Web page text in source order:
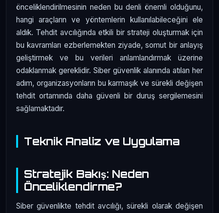
önceliklendirilmesinin neden bu denli önemli olduğunu,
hangi araçların ve yöntemlerin kullanılabileceğini ele
aldık. Tehdit avcılığında etkili bir strateji oluşturmak için
bu kavramları ezberlemekten ziyade, somut bir anlayış
geliştirmek ve bu verileri anlamlandırmak üzerine
odaklanmak gereklidir. Siber güvenlik alanında atılan her
adım, organizasyonların bu karmaşık ve sürekli değişen
tehdit ortamında daha güvenli bir duruş sergilemesini
sağlamaktadır.
Teknik Analiz ve Uygulama
Stratejik Bakış: Neden
Önceliklendirme?
Siber güvenlikte tehdit avcılığı, sürekli olarak değişen